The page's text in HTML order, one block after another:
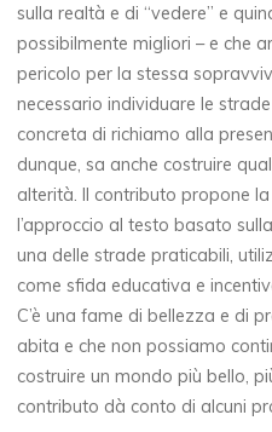
sulla realtà e di “vedere” e
possibilmente migliori – e che
pericolo per la stessa
necessario individuare le
concreta di richiamo alla
dunque, sa anche costruire
alterità. Il contributo propone
l’approccio al testo basato
una delle strade praticabili,
come sfida educativa e
C’è una fame di bellezza e di
abita e che non possiamo
costruire un mondo più bello,
contributo dà conto di alcuni